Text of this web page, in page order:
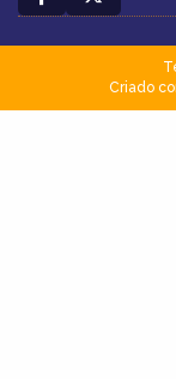
Criado